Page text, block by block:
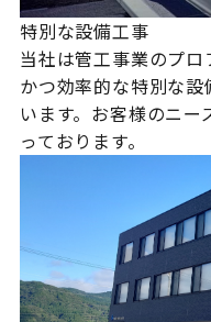
特別な設備工事
当社は管工事業のプ
かつ効率的な特別な
います。お客様のニ
っております。